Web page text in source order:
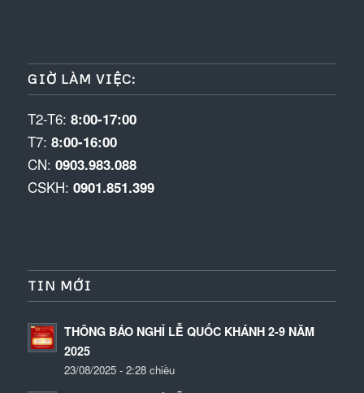
GIỜ LÀM VIỆC:
T2-T6: 8:00-17:00
T7: 8:00-16:00
CN: 0903.983.088
CSKH: 0901.851.399
TIN MỚI
THÔNG BÁO NGHỈ LỄ QUỐC KHÁNH 2-9 NĂM
2025
23/08/2025 - 2:28 chiều